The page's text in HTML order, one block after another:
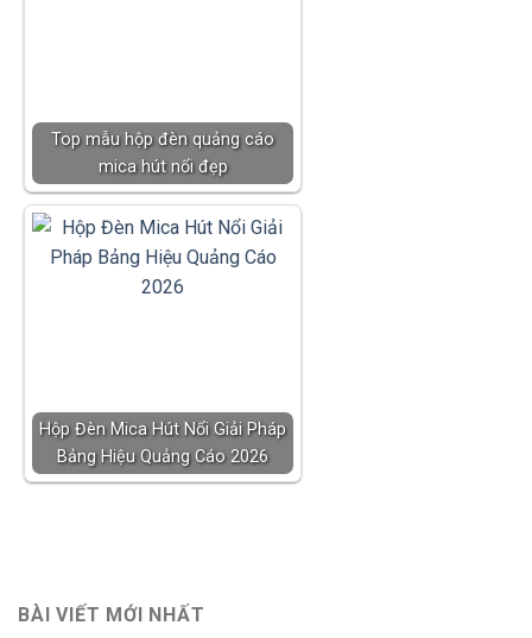
Top mẫu hộp đèn quảng cáo
mica hút nổi đẹp
Hộp Đèn Mica Hút Nổi Giải Pháp
Bảng Hiệu Quảng Cáo 2026
BÀI VIẾT MỚI NHẤT